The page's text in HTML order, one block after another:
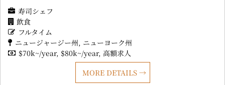
寿司シェフ
飲食
フルタイム
ニュージャージー州 ニューヨーク州
$70k~/year $80k~/year 高額求人
MORE DETAILS